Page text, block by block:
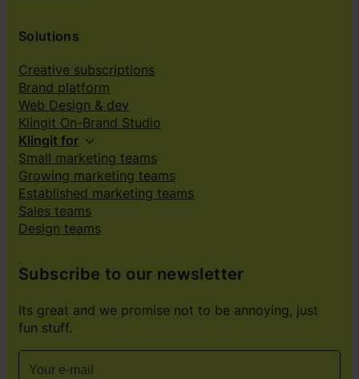
Solutions
Creative subscriptions
Brand platform
Web Design & dev
Klingit On-Brand Studio
Klingit for
Small marketing teams
Growing marketing teams
Established marketing teams
Sales teams
Design teams
Subscribe to our newsletter
Its great and we promise not to be annoying, just
fun stuff.